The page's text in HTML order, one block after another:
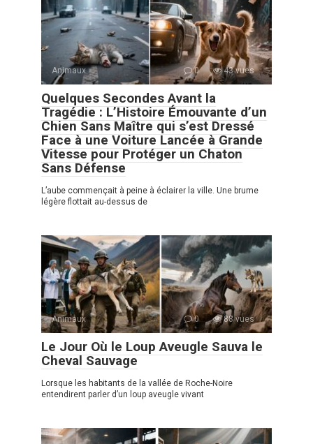
Animaux 0 43 vues
Quelques Secondes Avant la
Tragédie : L’Histoire Émouvante d’un
Chien Sans Maître qui s’est Dressé
Face à une Voiture Lancée à Grande
Vitesse pour Protéger un Chaton
Sans Défense
L’aube commençait à peine à éclairer la ville. Une brume
légère flottait au-dessus de
Animaux 0 88 vues
Le Jour Où le Loup Aveugle Sauva le
Cheval Sauvage
Lorsque les habitants de la vallée de Roche-Noire
entendirent parler d’un loup aveugle vivant